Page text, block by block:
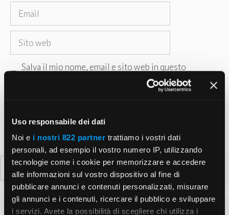
Uso responsabile dei dati
Noi e i nostri 822 partner trattiamo i vostri dati
personali, ad esempio il vostro numero IP, utilizzando
tecnologie come i cookie per memorizzare e accedere
alle informazioni sul vostro dispositivo al fine di
pubblicare annunci e contenuti personalizzati, misurare
gli annunci e i contenuti, ricercare il pubblico e sviluppare
i servizi. Avete la possibilità di scegliere chi utilizza i
Email
Sito
Salva il mio nome, email e sito web in questo
browser per la prossima volta che commento.
Ricerca
per: